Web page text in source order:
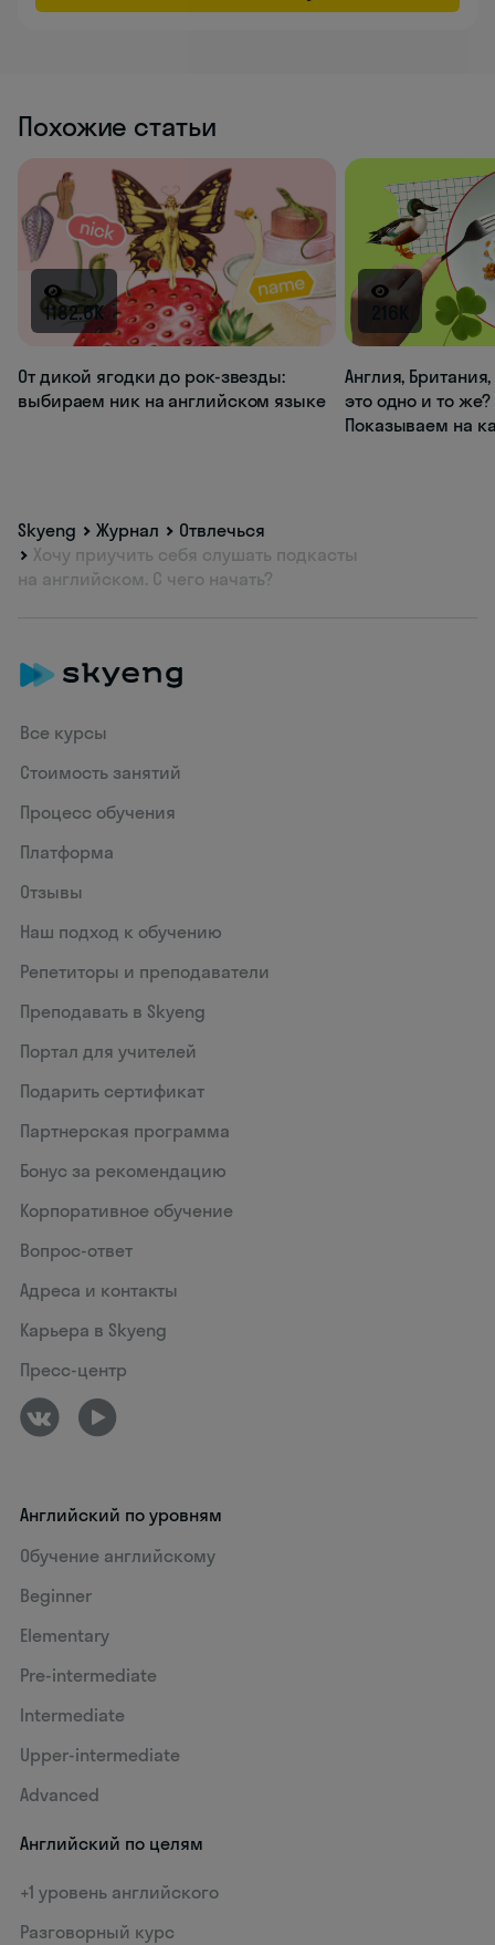
Похожие статьи
1182.6K
От дикой ягодки до рок-звезды:
выбираем ник на английском языке
216K
Англия,
это одно и то
Показываем на
Skyeng Журнал
Отвлечься
Хочу приучить себя слушать подкасты
на английском. С чего начать?
Все курсы
Стоимость занятий
Процесс обучения
Платформа
Отзывы
Наш подход к обучению
Репетиторы и преподаватели
Преподавать в Skyeng
Портал для учителей
Подарить сертификат
Партнерская программа
Бонус за рекомендацию
Корпоративное обучение
Вопрос-ответ
Адреса и контакты
Карьера в Skyeng
Пресс-центр
Английский по уровням
Обучение английскому
Beginner
Elementary
Pre-intermediate
Intermediate
Upper-intermediate
Advanced
Английский по целям
+1 уровень английского
Разговорный курс